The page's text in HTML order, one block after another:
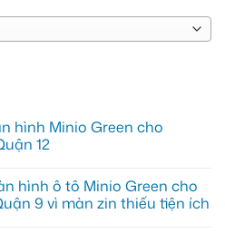
hình Minio Green cho
12
hình ô tô Minio Green cho
9 vì màn zin thiếu tiện ích